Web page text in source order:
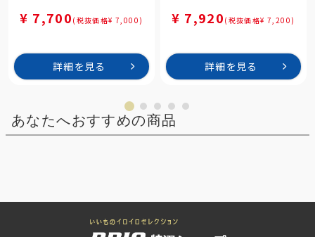
¥ 7,700 (税抜価格¥ 7,000)
詳細を見る
¥ 7,920 (税抜価格¥ 7,200)
詳細を見る
あなたへおすすめの商品